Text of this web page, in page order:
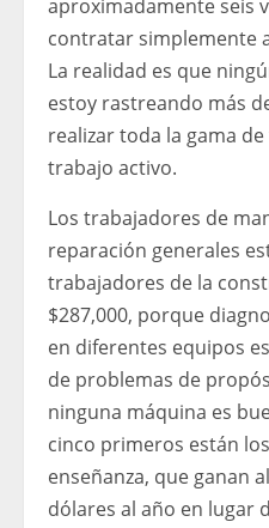
aproximadamente seis
contratar simplemente
La realidad es que
estoy rastreando más
realizar toda la gama
trabajo activo.
Los trabajadores de
reparación generales
trabajadores de la
$287,000, porque
en diferentes equipos
de problemas de
ninguna máquina es
cinco primeros están
enseñanza, que ganan
dólares al año en lugar